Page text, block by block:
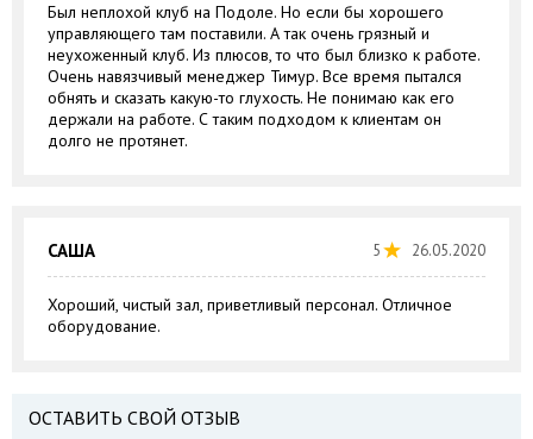
Был неплохой клуб на Подоле. Но если бы хорошего
управляющего там поставили. А так очень грязный и
неухоженный клуб. Из плюсов, то что был близко к работе.
Очень навязчивый менеджер Тимур. Все время пытался
обнять и сказать какую-то глухость. Не понимаю как его
держали на работе. С таким подходом к клиентам он
долго не протянет.
САША 5 26.05.2020
Хороший, чистый зал, приветливый персонал. Отличное
оборудование.
ОСТАВИТЬ СВОЙ ОТЗЫВ